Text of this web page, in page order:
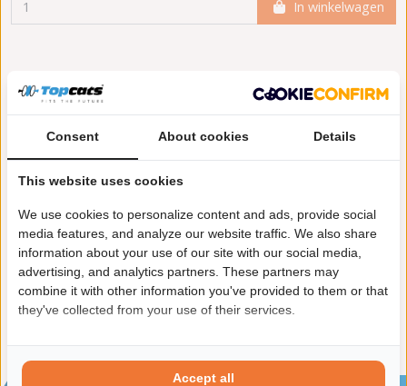
In winkelwagen
Meer informatie
Origineel nummers Levering
Garantie:2 jaar garantie
Materiaal:
Keramiek
Enkel in combinatie met:FK92123
Product in orde: Euro 6
Controleteken:E9-103R
Consent About cookies Details
This website uses cookies
We use cookies to personalize content and ads, provide social
media features, and analyze our website traffic. We also share
information about your use of our site with our social media,
advertising, and analytics partners. These partners may
combine it with other information you've provided to them or that
they've collected from your use of their services.
Accept all